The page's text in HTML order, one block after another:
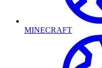
MINECRAFT